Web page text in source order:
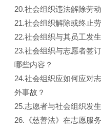
20.社会组织违法解除劳
21.社会组织解除或终止
22.社会组织与其员工发
23.社会组织与志愿者签
哪些内容？
24.社会组织应如何应对
外事故？
25.志愿者与社会组织发
26.《慈善法》在志愿服